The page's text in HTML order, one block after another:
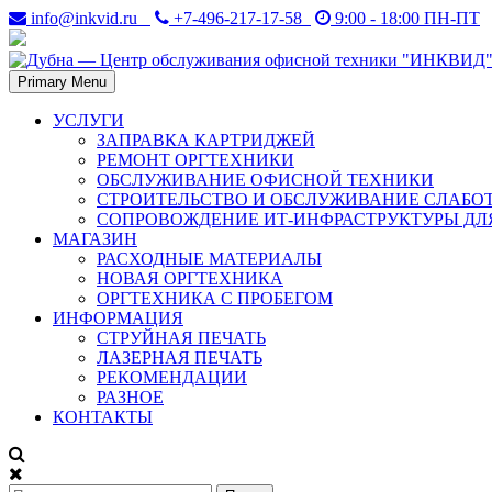
Skip
to
content
info@inkvid.ru +7-496-217-17-58 9:00 - 18:00 ПН-ПТ
Дубна — Центр
Дубна. Восстановление и заправка лазерных картриджей в
Primary Menu
УСЛУГИ
ЗАПРАВКА КАРТРИДЖЕЙ
РЕМОНТ ОРГТЕХНИКИ
ОБСЛУЖИВАНИЕ ОФИСНОЙ ТЕХНИКИ
СТРОИТЕЛЬСТВО И ОБСЛУЖИВАНИЕ
СОПРОВОЖДЕНИЕ ИТ-ИНФРАСТРУКТУРЫ
МАГАЗИН
РАСХОДНЫЕ МАТЕРИАЛЫ
НОВАЯ ОРГТЕХНИКА
ОРГТЕХНИКА С ПРОБЕГОМ
ИНФОРМАЦИЯ
СТРУЙНАЯ ПЕЧАТЬ
ЛАЗЕРНАЯ ПЕЧАТЬ
РЕКОМЕНДАЦИИ
РАЗНОЕ
КОНТАКТЫ